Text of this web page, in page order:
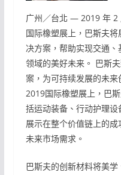
广州／台北 — 2019 年 2
国际橡塑展上，巴斯夫
决方案，帮助实现交通
领域的美好未来。 巴斯
案，为可持续发展的未来
2019国际橡塑展上，巴
括运动装备、行动护理设
展示在整个价值链上的
未来市场需求。
巴斯夫的创新材料将美